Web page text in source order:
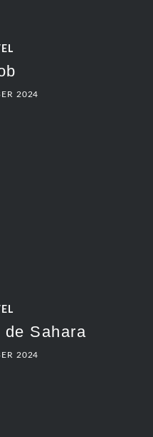
2024
Sahara
2024